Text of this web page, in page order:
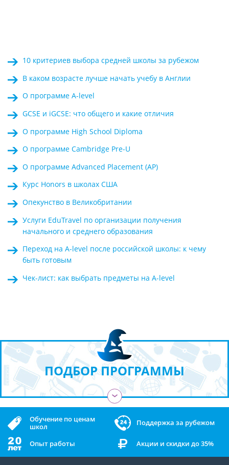
10 критериев выбора средней школы за рубежом
В каком возрасте лучше начать учебу в Англии
О программе A-level
GCSE и iGCSE: что общего и какие отличия
О программе High School Diploma
О программе Cambridge Pre-U
О программе Advanced Placement (AP)
Курс Honors в школах США
Опекунство в Великобритании
Услуги EduTravel по организации получения
начального и среднего образования
Переход на A-level после российской школы: к чему
быть готовым
Чек-лист: как выбрать предметы на A-level
ПОДБОР ПРОГРАММЫ
›
Обучение по ценам
школ
Поддержка за рубежом
Опыт работы Акции и скидки до 35%